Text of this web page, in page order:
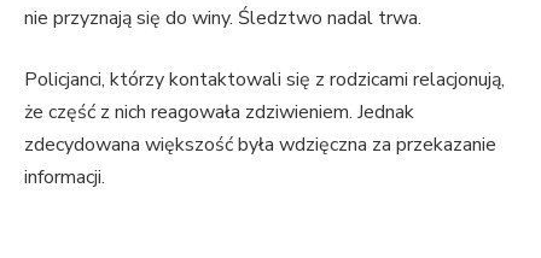
nie przyznają się do winy. Śledztwo nadal trwa.
Policjanci, którzy kontaktowali się z rodzicami relacjonują,
że część z nich reagowała zdziwieniem. Jednak
zdecydowana większość była wdzięczna za przekazanie
informacji.